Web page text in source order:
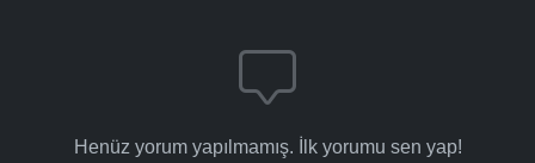
Henüz yorum yapılmamış. İlk yorumu sen yap!